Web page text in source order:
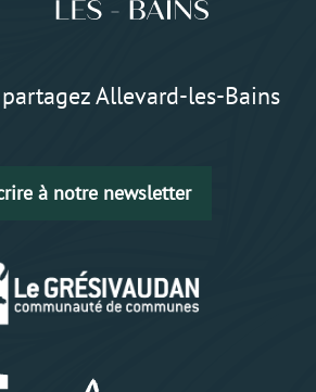
Allevard-les-Bains
à notre newsletter